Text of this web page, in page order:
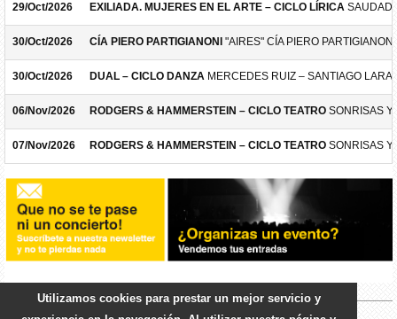
29/Oct/2026 EXILIADA. MUJERES EN EL ARTE – CICLO LÍRICA
30/Oct/2026 CÍA PIERO PARTIGIANONI "AIRES" CÍA PIERO PARTIGIANONI
30/Oct/2026 DUAL – CICLO DANZA MERCEDES RUIZ – SANTIAGO LARA
06/Nov/2026 RODGERS & HAMMERSTEIN – CICLO TEATRO SONRISAS Y
07/Nov/2026 RODGERS & HAMMERSTEIN – CICLO TEATRO SONRISAS Y
Utilizamos cookies para prestar un mejor servicio y